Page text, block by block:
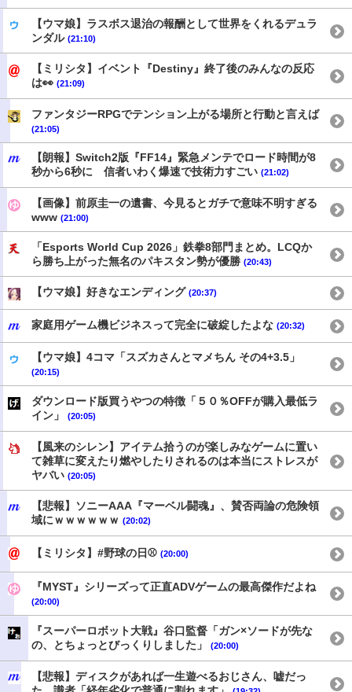
【ウマ娘】ラスボス退治の報酬として世界をくれるデュラ
ンダル (21:10)
【ミリシタ】イベント『Destiny』終了後のみんなの反応
は👀 (21:09)
ファンタジーRPGでテンション上がる場所と行動と言えば
(21:05)
【朗報】Switch2版『FF14』緊急メンテでロード時間が8
秒から6秒に 信者いわく爆速で技術力すごい (21:02)
【画像】前原圭一の遺書、今見るとガチで意味不明すぎる
www (21:00)
「Esports World Cup 2026」鉄拳8部門まとめ。LCQか
ら勝ち上がった無名のパキスタン勢が優勝 (20:43)
【ウマ娘】好きなエンディング (20:37)
家庭用ゲーム機ビジネスって完全に破綻したよな (20:32)
【ウマ娘】4コマ「スズカさんとマメちん その4+3.5」
(20:15)
ダウンロード版買うやつの特徴「５０％OFFが購入最低ラ
イン」
(20:05)
【風来のシレン】アイテム拾うのが楽しみなゲームに置い
て雑草に変えたり燃やしたりされるのは本当にストレスが
ヤバい (20:05)
【悲報】ソニーAAA『マーベル闘魂』、賛否両論の危険領
域にｗｗｗｗｗｗ (20:02)
【ミリシタ】#野球の日⚾ (20:00)
『MYST』シリーズって正直ADVゲームの最高傑作だよね
(20:00)
『スーパーロボット大戦』谷口監督「ガン×ソードが先な
の、とちょっとびっくりしました」
(20:00)
【悲報】ディスクがあれば一生遊べるおじさん、嘘だっ